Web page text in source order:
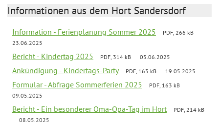
Informationen aus dem Hort Sandersdorf
Information - Ferienplanung Sommer 2025
PDF, 266 kB
23.06.2025
Bericht - Kindertag 2025 PDF, 314 kB 05.06.2025
Ankündigung - Kindertags-Party PDF, 163 kB 19.05.2025
Formular - Abfrage Sommerferien 2025
PDF, 163 kB
09.05.2025
Bericht - Ein besonderer Oma-Opa-Tag im Hort
PDF, 214 kB
08.05.2025